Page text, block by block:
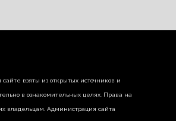
взяты из открытых источников и
в ознакомительных целях. Права на
владельцам. Администрация сайта